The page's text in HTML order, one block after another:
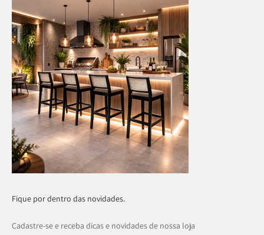
Fique por dentro das novidades.
Cadastre-se e receba dicas e novidades de nossa loja